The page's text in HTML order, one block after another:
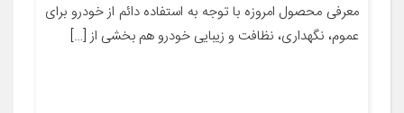
معرفی محصول امروزه با توجه به استفاده دائم از خودرو برای
عموم، نگهداری، نظافت و زیبایی خودرو هم بخشی از […]